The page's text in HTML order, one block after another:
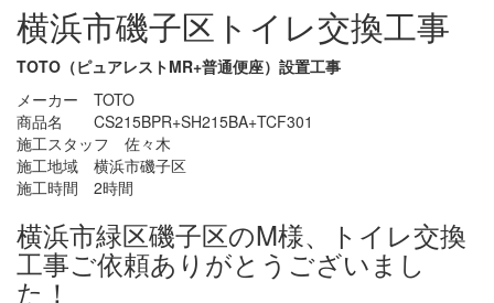
横浜市磯子区トイレ交換工事
TOTO（ピュアレストMR+普通便座）設置工事
メーカー TOTO
商品名 CS215BPR+SH215BA+TCF301
施工スタッフ 佐々木
施工地域 横浜市磯子区
施工時間 2時間
横浜市緑区磯子区のM様、トイレ交換
工事ご依頼ありがとうございまし
た！